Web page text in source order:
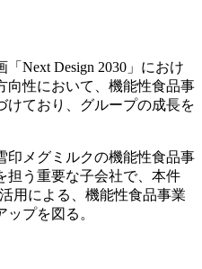
Next Design 2030」におけ
向性において、機能性食品事
けており、グループの成長を
印メグミルクの機能性食品事
担う重要な子会社で、本件
用による、機能性食品事業
プを図る。